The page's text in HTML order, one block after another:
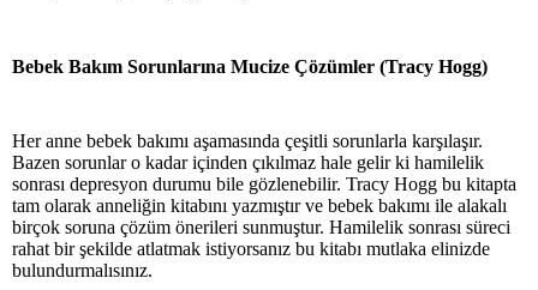
Bebek Bakım Sorunlarına Mucize Çözümler (Tracy Hogg)
Her anne bebek bakımı aşamasında çeşitli sorunlarla karşılaşır.
Bazen sorunlar o kadar içinden çıkılmaz hale gelir ki hamilelik
sonrası depresyon durumu bile gözlenebilir. Tracy Hogg bu kitapta
tam olarak anneliğin kitabını yazmıştır ve bebek bakımı ile alakalı
birçok soruna çözüm önerileri sunmuştur. Hamilelik sonrası süreci
rahat bir şekilde atlatmak istiyorsanız bu kitabı mutlaka elinizde
bulundurmalısınız.